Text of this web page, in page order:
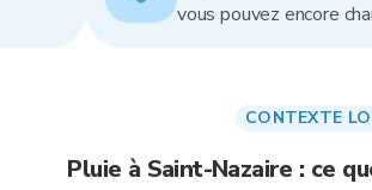
vous pouvez encore
CONTEXTE
Pluie à Saint-Nazaire : ce